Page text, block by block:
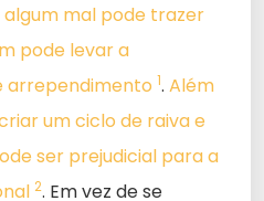
algum mal pode trazer
pode levar a
arrependimento 1. Além
um ciclo de raiva e
ser prejudicial para a
2. Em vez de se